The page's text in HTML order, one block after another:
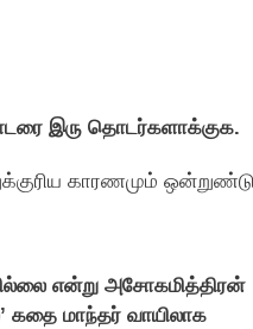
இரு தொடர்களாக்குக.
காரணமும்
என்று அசோகமித்திரன்
கதை மாந்தர் வாயிலாக